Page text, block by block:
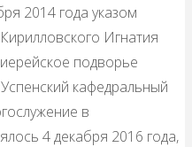
2014 года указом
Игнатия
подворье
кафедральный
в
4 декабря 2016 года,